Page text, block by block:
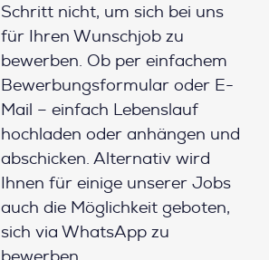
Schritt nicht, um sich bei uns
für Ihren Wunschjob zu
bewerben. Ob per einfachem
Bewerbungsformular oder E-
Mail – einfach Lebenslauf
hochladen oder anhängen und
abschicken. Alternativ wird
Ihnen für einige unserer Jobs
auch die Möglichkeit geboten,
sich via WhatsApp zu